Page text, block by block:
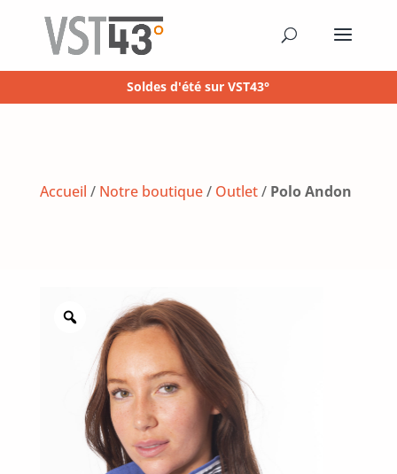
Soldes d'été sur VST43°
Accueil / Notre boutique/ Outlet/ Polo Andon